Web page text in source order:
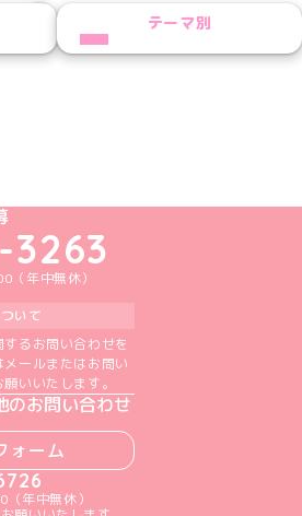
NEXT テーマ別
りーみんTikTok公式アカウント
めいどりーみんX公式アカウント
めいどりーみんInstagram公式アカウント
めいどりーみんFacebook公式アカウン
めいどりーみんYouTube公式アカ
年中無休）
いて
るお問い合わせを
ールまたはお問い
いいたします。
のお問い合わせ
ォーム
年中無休）